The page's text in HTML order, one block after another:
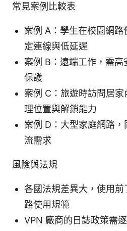
常見案例比較表
案例 A：學生在校園網
定連線與低延遲
案例 B：遠端工作，需
保護
案例 C：旅遊時訪問居
理位置與解鎖能力
案例 D：大型家庭網路
流需求
風險與法規
各國法規差異大，使用
路使用規範
VPN 廠商的日誌政策需